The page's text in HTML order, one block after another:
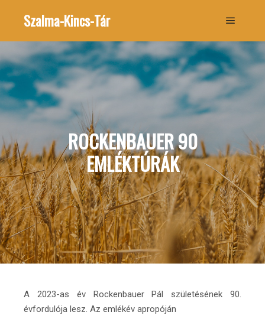
Szalma-Kincs-Tár
ROCKENBAUER 90
EMLÉKTÚRÁK
A 2023-as év Rockenbauer Pál születésének 90.
évfordulója lesz. Az emlékév apropóján